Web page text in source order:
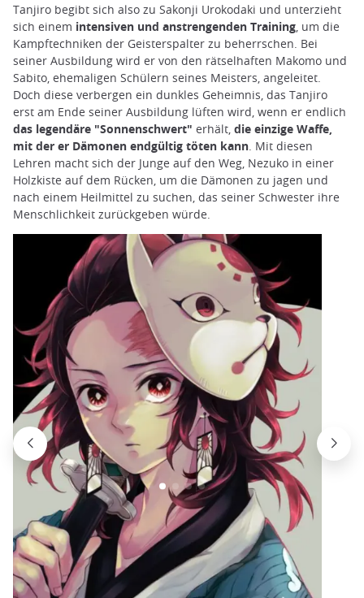
Tanjiro begibt sich also zu Sakonji Urokodaki und unterzieht
sich einem intensiven und anstrengenden Training, um die
Kampftechniken der Geisterspalter zu beherrschen. Bei
seiner Ausbildung wird er von den rätselhaften Makomo und
Sabito, ehemaligen Schülern seines Meisters, angeleitet.
Doch diese verbergen ein dunkles Geheimnis, das Tanjiro
erst am Ende seiner Ausbildung lüften wird, wenn er endlich
das legendäre "Sonnenschwert" erhält, die einzige Waffe,
mit der er Dämonen endgültig töten kann. Mit diesen
Lehren macht sich der Junge auf den Weg, Nezuko in einer
Holzkiste auf dem Rücken, um die Dämonen zu jagen und
nach einem Heilmittel zu suchen, das seiner Schwester ihre
Menschlichkeit zurückgeben würde.